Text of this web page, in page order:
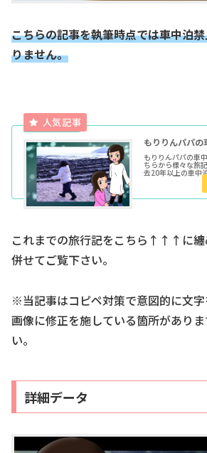
こちらの記事を執筆時点では車中泊
りません。
もりりんパパ
もりりんパパの車
ちらから様々な旅
去20年以上の車中
す。 ★各種トップ
児マンガTOP車中
これまでの旅行記をこちら↑↑↑に纏
併せてご覧下さい。
※当記事はコピペ対策で意図的に文
画像に修正を施している箇所があり
い。
詳細データ